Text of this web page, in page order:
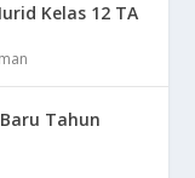
Kelas 12 TA
Tahun